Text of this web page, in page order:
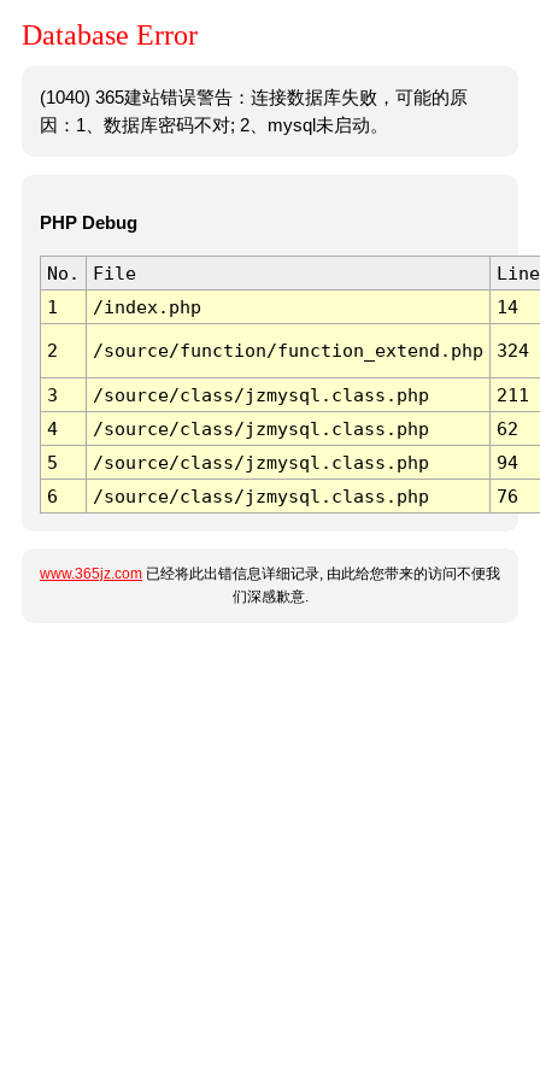
Database Error
(1040) 365建站错误警告：连接数据库失败，可能的原
因：1、数据库密码不对; 2、mysql未启动。
PHP Debug
No. File
Line
1
/index.php 14
2 /source/function/function_extend.php 324
3 /source/class/jzmysql.class.php
211
4
/source/class/jzmysql.class.php
62
5
/source/class/jzmysql.class.php
94
6
/source/class/jzmysql.class.php 76
www.365jz.com 已经将此出错信息详细记录, 由此给您带来的访问不便我
们深感歉意.